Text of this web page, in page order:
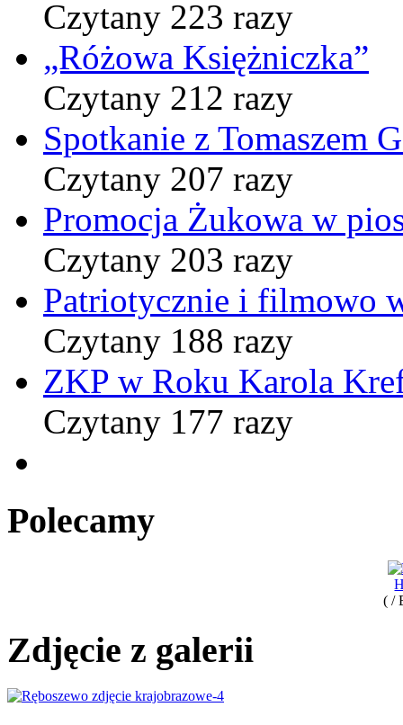
Czytany 223 razy
„Różowa Księżniczka”
Czytany 212 razy
Spotkanie z Tomaszem
Czytany 207 razy
Promocja Żukowa w
Czytany 203 razy
Patriotycznie i filmowo
Czytany 188 razy
ZKP w Roku Karola
Czytany 177 razy
Polecamy
( /
Zdjęcie z galerii